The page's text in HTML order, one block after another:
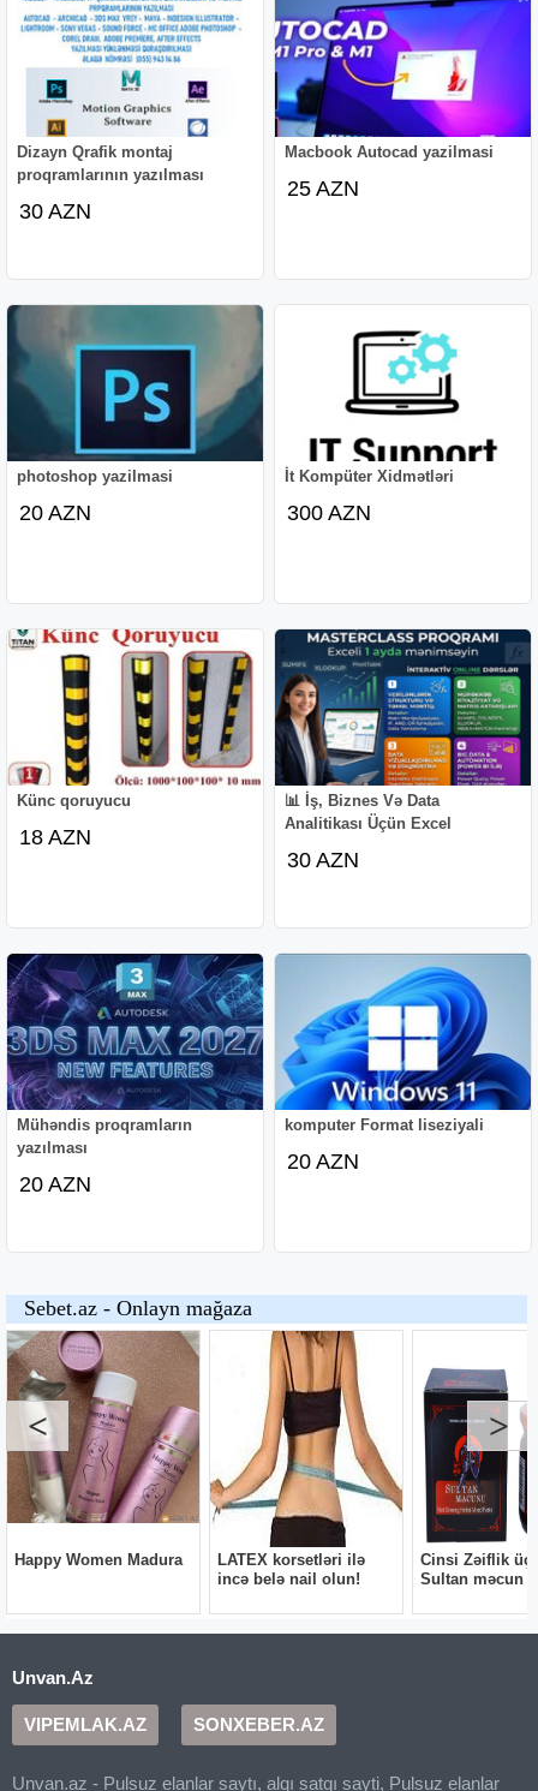
Dizayn Qrafik montaj
proqramlarının yazılması
30 AZN
Macbook Autocad yazilmasi
25 AZN
photoshop yazilmasi
20 AZN
İt Kompüter Xidmətləri
300 AZN
Künc qoruyucu
18 AZN
📊 İş, Biznes Və Data
Analitikası Üçün Excel
30 AZN
Mühəndis proqramların
yazılması
20 AZN
komputer Format liseziyali
20 AZN
Unvan.Az
VIPEMLAK.AZ SONXEBER.AZ
Unvan.az - Pulsuz elanlar saytı, alqı satqı sayti, Pulsuz elanlar